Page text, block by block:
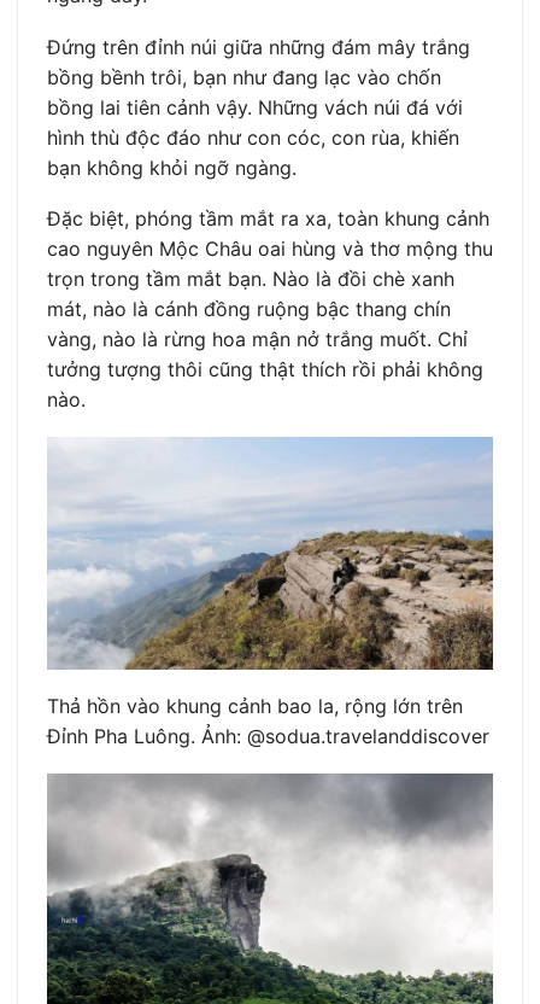
Đứng trên đỉnh núi giữa những đám mây trắng
bồng bềnh trôi, bạn như đang lạc vào chốn
bồng lai tiên cảnh vậy. Những vách núi đá với
hình thù độc đáo như con cóc, con rùa, khiến
bạn không khỏi ngỡ ngàng.
Đặc biệt, phóng tầm mắt ra xa, toàn khung cảnh
cao nguyên Mộc Châu oai hùng và thơ mộng thu
trọn trong tầm mắt bạn. Nào là đồi chè xanh
mát, nào là cánh đồng ruộng bậc thang chín
vàng, nào là rừng hoa mận nở trắng muốt. Chỉ
tưởng tượng thôi cũng thật thích rồi phải không
nào.
Thả hồn vào khung cảnh bao la, rộng lớn trên
Đỉnh Pha Luông. Ảnh: @sodua.travelanddiscover